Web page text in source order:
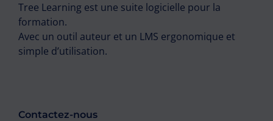
Tree Learning est une suite logicielle pour la
formation.
Avec un outil auteur et un LMS ergonomique et
simple d’utilisation.
Contactez-nous